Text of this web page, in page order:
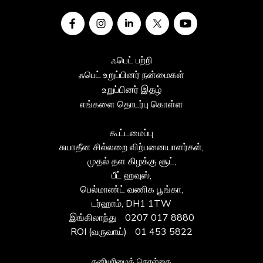
ஃபெட் பற்றி
ஃபெட் உறுப்பினர் நன்மைகள்
உறுப்பினர் இதழ்
எங்களை தொடர்பு கொள்ள
கூட்டமைப்பு
சுயாதீன சில்லறை விற்பனையாளர்கள்,
முதல் தள கிழக்கு சூட்,
பீட் ஹவுஸ்,
பெல்மாண்ட் வணிக பூங்கா,
டர்ஹாம், DH1 1TW
இங்கிலாந்து
0207 017 8880
ROI (வருவாய்)
01 453 5822